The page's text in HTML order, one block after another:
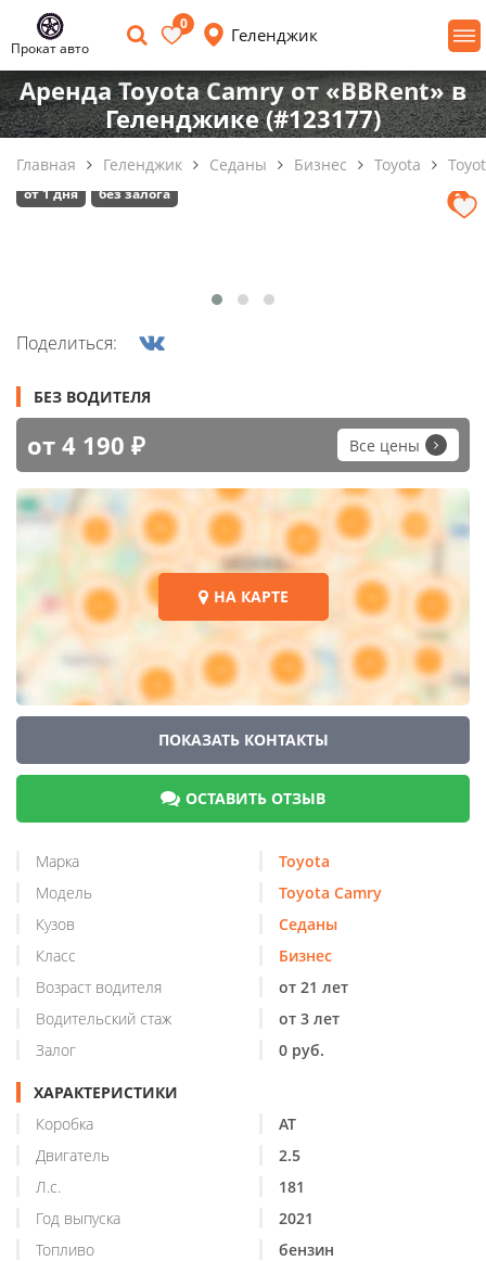
Прокат авто
0
Геленджик
Аренда Toyota Camry от «BBRent» в
Геленджике (#123177)
Главная Геленджик Седаны Бизнес Toyota
от 1 дня без залога
Поделиться:
БЕЗ ВОДИТЕЛЯ
от 4 190 ₽ Все цены
НА КАРТЕ
ПОКАЗАТЬ КОНТАКТЫ
ОСТАВИТЬ ОТЗЫВ
Марка
Toyota
Модель
Toyota Camry
Кузов
Седаны
Класс
Бизнес
Возраст водителя
от 21 лет
Водительский стаж
от 3 лет
Залог
0 руб.
ХАРАКТЕРИСТИКИ
Коробка
AT
Двигатель
2.5
Л.с.
181
Год выпуска
2021
Топливо
бензин